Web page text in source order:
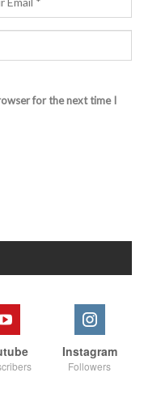
for the next time I
Instagram
Followers